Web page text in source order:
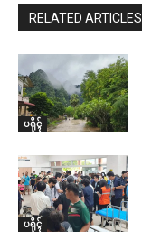
RELATED ARTICLES
ပရိုၚ်
ပရိုၚ်